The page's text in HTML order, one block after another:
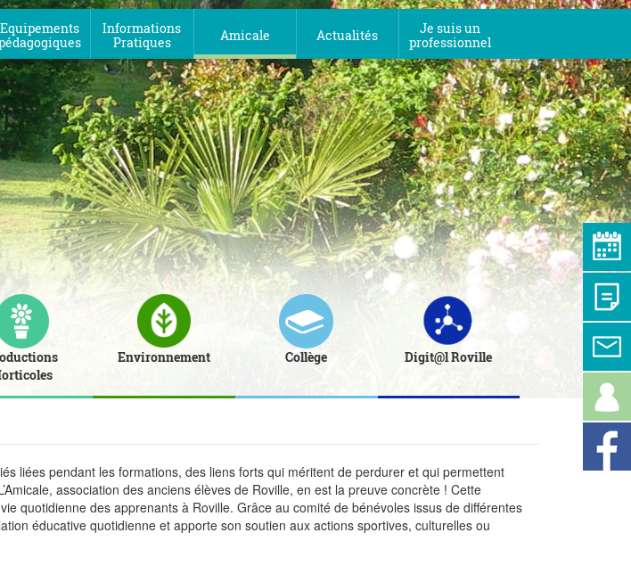
Equipements
Informations
Pratiques
Amicale Actualités
Je suis un
professionnel
Environnement Collège Digit@l Roville
liées pendant les formations, des liens forts qui méritent de perdurer et qui permettent
association des anciens élèves de Roville, en est la preuve concrète ! Cette
quotidienne des apprenants à Roville. Grâce au comité de bénévoles issus de différentes
éducative quotidienne et apporte son soutien aux actions sportives, culturelles ou